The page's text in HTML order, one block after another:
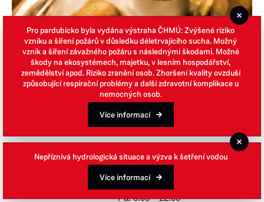
Perníková káva
Út: 8:00 – 22:00
St: 8:00 – 22:00
Pá: 8:00 – 22:00
Pro pardubicko byla vydána výstraha ČHMÚ: Zvýšené riziko
vzniku a šíření požárů v důsledku déletrvajícího sucha. Možný
vznik a šíření závažného požáru s následnými škodami. Možné
škody na ekosystémech, majetku, v lesním hospodářství,
zemědělství apod. Riziko zranění osob. Zhoršení kvality ovzduší
způsobující respirační problémy a další zdravotní komplikace u
nemocných osob.
Více informací
Nepříznivá hydrologická situace a výzva k šetření vodou
Více informací